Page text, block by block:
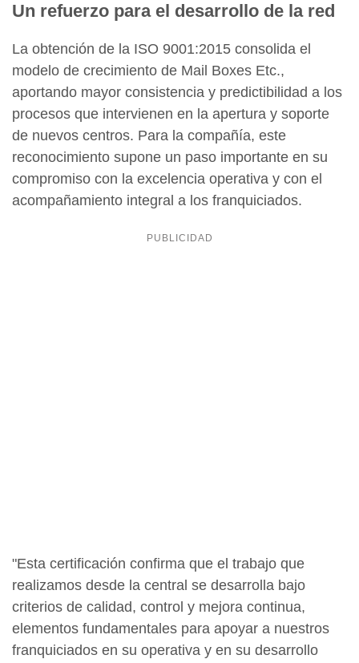
Un refuerzo para el desarrollo de la red
La obtención de la ISO 9001:2015 consolida el
modelo de crecimiento de Mail Boxes Etc.,
aportando mayor consistencia y predictibilidad a los
procesos que intervienen en la apertura y soporte
de nuevos centros. Para la compañía, este
reconocimiento supone un paso importante en su
compromiso con la excelencia operativa y con el
acompañamiento integral a los franquiciados.
"Esta certificación confirma que el trabajo que
realizamos desde la central se desarrolla bajo
criterios de calidad, control y mejora continua,
elementos fundamentales para apoyar a nuestros
franquiciados en su operativa y en su desarrollo